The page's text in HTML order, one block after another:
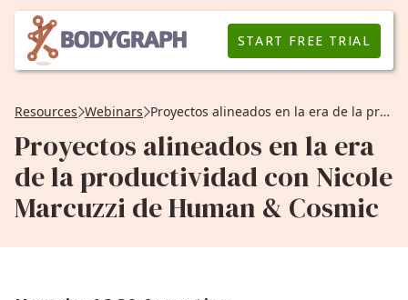
START FREE TRIAL
Resources Webinars Proyectos alineados en la era de la productividad con Nicole Marcuzzi de Human & Cosmic
Proyectos alineados en la era
de la productividad con Nicole
Marcuzzi de Human & Cosmic